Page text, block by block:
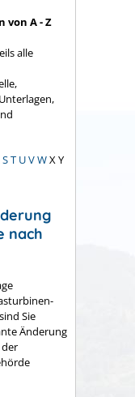
von A - Z
alle
ST UVWX Y
nach
Sie
Änderung